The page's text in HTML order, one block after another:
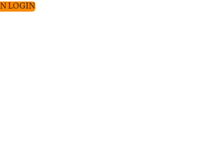
LOGIN